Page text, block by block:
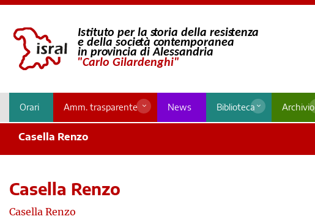
Orari Amm. trasparente News Biblioteca Archivio
Casella Renzo
Casella Renzo
Casella Renzo